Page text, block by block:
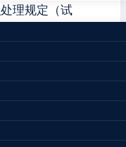
理规定（试
委研究决定，免
免去刘长佐同志
有关规定履行免
由凉山州委、冕